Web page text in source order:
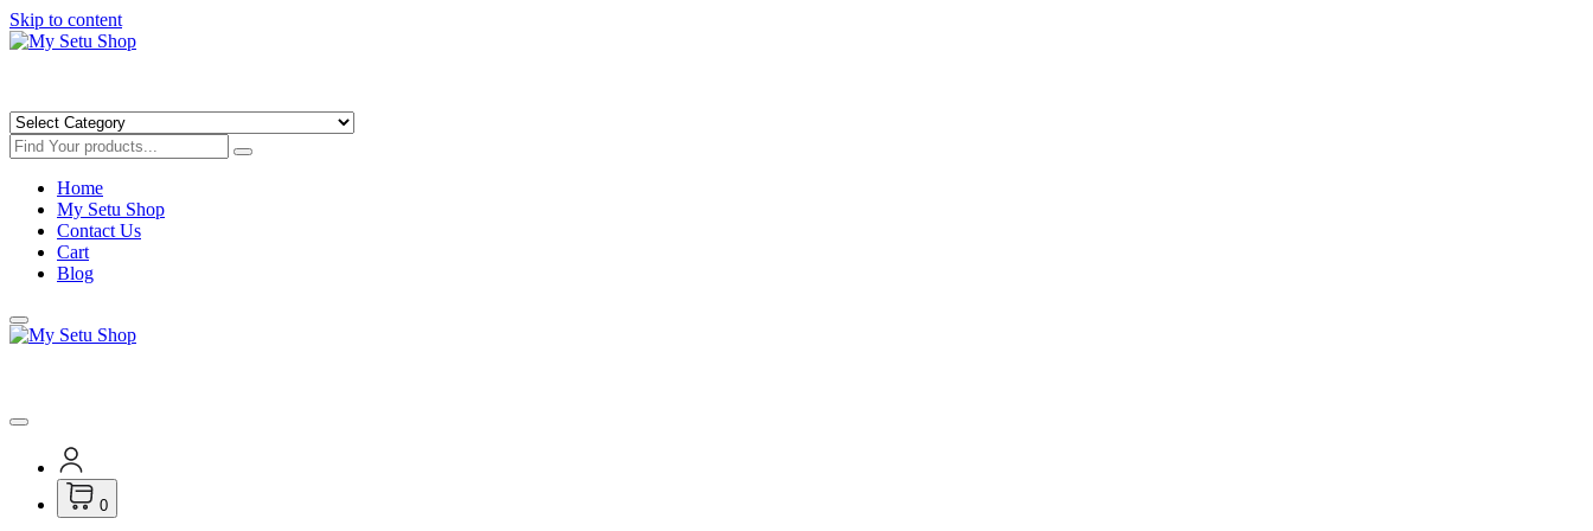
Skip to content
Home
My Setu Shop
Contact Us
Cart
Blog
0